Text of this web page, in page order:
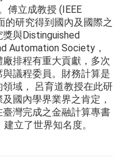
傅立成教授 (IEEE
的研究得到國內及國際之
與Distinguished
Automation Society，
排程有重大貢獻，多次
議程委員。財務計算是
域， 呂育道教授在此研
國內學界業界之肯定，
灣完成之金融計算專書
立了世界知名度。